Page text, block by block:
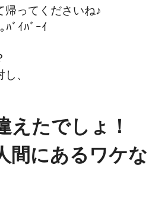
帰ってくださいね♪
ﾊﾞｲﾊﾞｰｲ
、
えたでしょ！
間にあるワケな